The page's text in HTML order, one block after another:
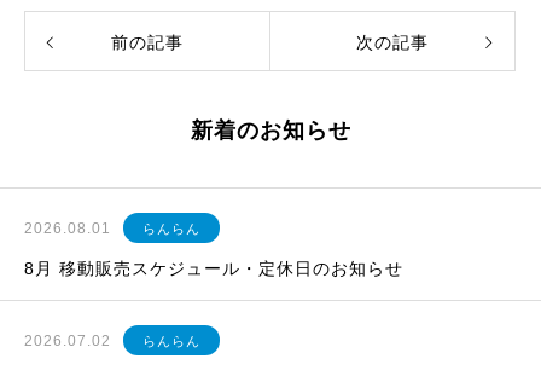
前の記事 次の記事
新着のお知らせ
2026.08.01 らんらん
8月 移動販売スケジュール・定休日のお知らせ
2026.07.02 らんらん